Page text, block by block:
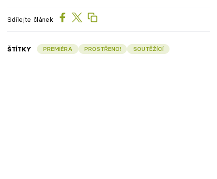
Sdílejte článek
ŠTÍTKY PREMIÉRA PROSTŘENO! SOUTĚŽÍCÍ